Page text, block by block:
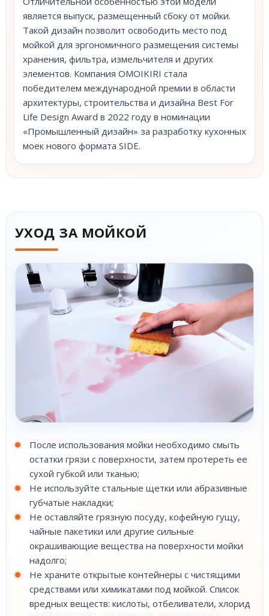
является выпуск, размещенный сбоку от мойки.
Такой дизайн позволит освободить место под
мойкой для эргономичного размещения системы
хранения, фильтра, измельчителя и других
элементов. Компания OMOIKIRI стала
победителем международной премии в области
архитектуры, строительства и дизайна Best For
Life Design Award в 2022 году в номинации
«Промышленный дизайн» за разработку кухонных
моек нового формата SIDE.
УХОД ЗА МОЙКОЙ
После использования мойки необходимо смыть
остатки грязи с поверхности, затем протереть ее
сухой губкой или тканью;
Не используйте стальные щетки или абразивные
губчатые накладки;
Не оставляйте грязную посуду, кофейную гущу,
чайные пакетики или другие сильные
окрашивающие вещества на поверхности мойки
надолго;
Не храните открытые контейнеры с чистящими
средствами или химикатами под мойкой. Список
вредных веществ: кислоты, отбеливатели, хлорид